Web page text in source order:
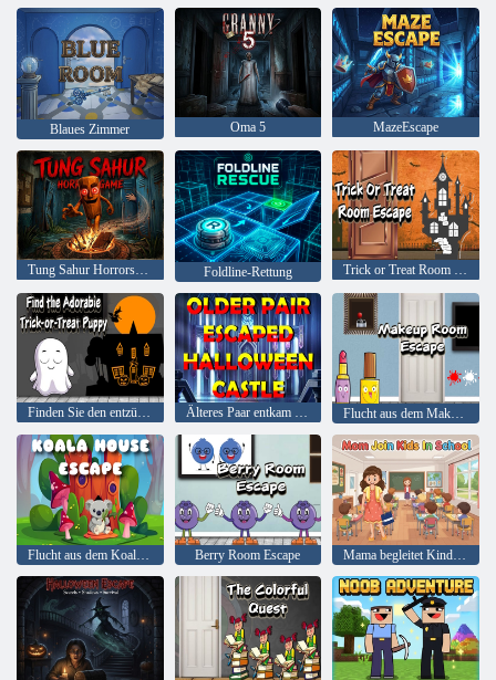
Blaues Zimmer Oma 5 MazeEscape
Tung Sahur Horrorspiel Foldline-Rettung Trick or Treat Room Escape
Finden Sie den entzückenden Süßes oder Saures-Welpen Älteres Paar entkam Halloween-Schloss Flucht aus dem Make-up-Raum
Flucht aus dem Koala-Haus Berry Room Escape Mama begleitet Kinder in der Schule